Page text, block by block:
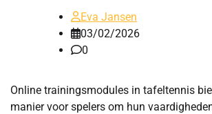
Eva Jansen
03/02/2026
0
Online trainingsmodules in tafeltennis
manier voor spelers om hun